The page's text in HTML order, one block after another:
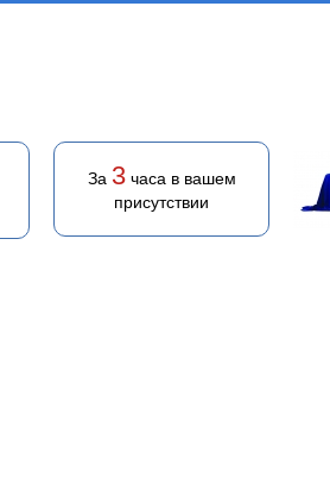
За 3часа в вашем
присутствии